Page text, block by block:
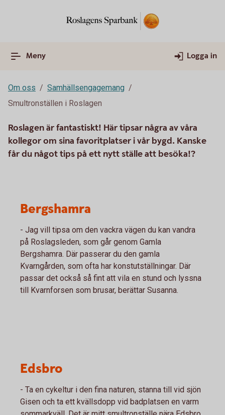
Meny Logga in
Om oss
Samhällsengagemang
Smultronställen i Roslagen
Roslagen är fantastiskt! Här tipsar några av våra
kollegor om sina favoritplatser i vår bygd. Kanske
får du något tips på ett nytt ställe att besöka!?
Bergshamra
- Jag vill tipsa om den vackra vägen du kan vandra
på Roslagsleden, som går genom Gamla
Bergshamra. Där passerar du den gamla
Kvarngården, som ofta har konstutställningar. Där
passar det också så fint att vila en stund och lyssna
till Kvarnforsen som brusar, berättar Susanna.
Edsbro
- Ta en cykeltur i den fina naturen, stanna till vid sjön
Gisen och ta ett kvällsdopp vid badplatsen en varm